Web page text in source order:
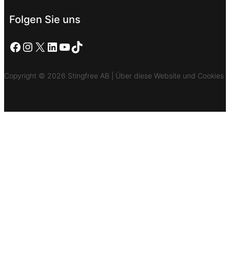
Folgen Sie uns
Facebook
Instagram
X LinkedIn
YouTube
TikTok
Copyright © 2026 Stingfree AB | Über diese Website und Cookies